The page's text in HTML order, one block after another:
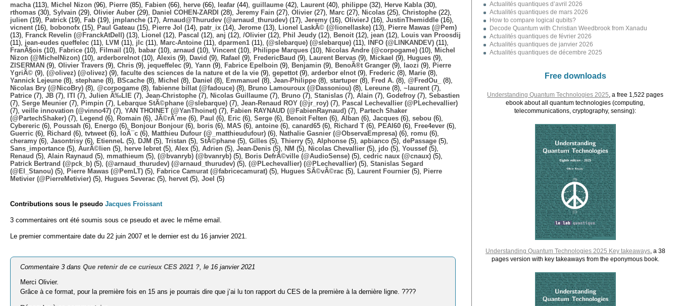
macha (113), Michel Nizon (96), Pierre (85), Fabien (66), herve (66), leafar (44), guillaume (42), Laurent (40), philippe (32), Herve Kabla (30),
rthomas (30), Sylvain (29), Olivier Auber (29), Daniel COHEN-ZARDI (28), Jeremy Fain (27), Olivier (27), Marc (27), Nicolas (25), Christophe (22),
julien (19), Patrick (19), Fab (19), jmplanche (17), Arnaud@Thurudev (@arnaud_thurudev) (17), Jeremy (16), OlivierJ (16), JustinThemiddle (16),
vicnent (16), bobonofx (15), Paul Gateau (15), Pierre Jol (14), patr_ix (14), Jerome (13), Lionel LaskÃ© (@lionellaske) (13),
Pierre Mawas (@Pem)
(13),
Franck Revelin (@FranckAtDell) (13), Lionel (12), Pascal (12), anj (12), /Olivier (12), Phil Jeudy (12), Benoit (12), jean (12),
Louis van Proosdij
(11), jean-eudes queffelec (11), LVM (11), jlc (11), Marc-Antoine (11), dparmen1 (11), (@slebarque) (@slebarque) (11), INFO (@LINKANDEV) (11),
FranÃ§ois (10), Fabrice (10), Filmail (10), babar (10), arnaud (10), Vincent (10), Philippe Marques (10), Nicolas Andre (@corpogame) (10),
Michel
Nizon (@MichelNizon) (10), arderborelnot (10), Alexis (9), David (9), Rafael (9), FredericBaud (9), Laurent Bervas (9), Mickael (9), Hugues (9),
ZISERMAN (9), Olivier Travers (9), Chris (9), jequeffelec (9), Yann (9), Fabrice Epelboin (9), Benjamin (9), BenoÃ®t Granger (9), laozi (9),
Pierre
YgriÃ© (9), (@olivez) (@olivez) (9), faculte des sciences de la nature et de la vie (9), gepettot (9), arderbor elnot (9), Frederic (8), Marie (8),
Yannick Lejeune (8), stephane (8), BScache (8), Michel (8), Daniel (8), Emmanuel (8), Jean-Philippe (8), startuper (8), Fred A. (8), @FredOu_
(8),
Nicolas Bry (@NicoBry) (8), @corpogame (8), fabienne billat (@fadouce) (8), Bruno Lamouroux (@Dassoniou) (8), Lereune (8), ~laurent (7),
Patrice (7), JB (7), ITI (7), Julien Ã‰LIE (7), Jean-Christophe (7), Nicolas Guillaume (7), Bruno (7), Stanislas (7), Alain (7), Godefroy (7), Sebastien
(7), Serge Meunier (7), Pimpin (7), Lebarque StÃ©phane (@slebarque) (7), Jean-Renaud ROY (@jr_roy) (7),
Pascal Lechevallier (@PLechevallier)
(7), veille innovation (@vinno47) (7), YAN THOINET (@YanThoinet) (7), Fabien RAYNAUD (@FabienRaynaud) (7),
Partech Shaker
(@PartechShaker) (7), Legend (6), Romain (6), JÃ©rÃ´me (6), Paul (6), Eric (6), Serge (6), Benoit Felten (6), Alban (6), Jacques (6), sebou (6),
Cybereric (6), Poussah (6), Energo (6), Bonjour Bonjour (6), boris (6), MAS (6), antoine (6), canard65 (6), Richard T (6), PEAI60 (6), Free4ever (6),
Guerric (6), Richard (6), tvtweet (6), loÃ¯c (6), Matthieu Dufour (@_matthieudufour) (6), Nathalie Gasnier (@ObservaEmpresa) (6), romu (6),
cheramy (6), Jasontrisy (6), EtienneL (5), DJM (5), Tristan (5), StÃ©phane (5), Gilles (5), Thierry (5), Alphonse (5), apbianco (5), dePassage (5),
Sans_importance (5), AurÃ©lien (5), herve lebret (5), Alex (5), Adrien (5), Jean-Denis (5), NM (5), Nicolas Chevallier (5), jdo (5), Youssef(5),
Renaud (5), Alain Raynaud (5), mmathieum (5), (@bvanryb) (@bvanryb) (5), Boris DefrÃ©ville (@AudioSense) (5), cedric naux (@cnaux) (5),
Patrick Bertrand (@pck_b) (5), (@arnaud_thurudev) (@arnaud_thurudev) (5), (@PLechevallier) (@PLechevallier) (5), Stanislas Segard
(@El_Stanou) (5), Pierre Mawas (@PemLT) (5), Fabrice Camurat (@fabricecamurat) (5), Hugues SÃ©vÃ©rac (5), Laurent Fournier (5),
Pierre
Metivier (@PierreMetivier) (5), Hugues Severac (5), hervet (5), Joel (5)
Contributions sous le pseudo Jacques Froissant
3 commentaires ont été soumis sous ce pseudo et avec le même email.
Le premier commentaire date du 22 juin 2007 et le dernier est du 16 janvier 2021.
Commentaire 3 dansQue retenir de ce curieux CES 2021 ?, le 16 janvier 2021
Merci Olivier.
Grâce à ce format, pour la première fois en 15 ans je pourrais dire que j’ai lu ton rapport du CES de la première à la dernière ligne. ????
Actualités quantiques d’avril 2026
Actualités quantiques de mars 2026
How to compare logical qubits?
Decode Quantum with Christian Weedbrook from Xanadu
Actualités quantiques de février 2026
Actualités quantiques de janvier 2026
Actualités quantiques de décembre 2025
Free downloads
Understanding Quantum Technologies 2025 , a free 1,522 pages
ebook about all quantum technologies (computing,
telecommunications, cryptography, sensing):
Understanding Quantum Technologies 2025 Key takeaways, a 38
pages version with key takeaways from the eponymous book.